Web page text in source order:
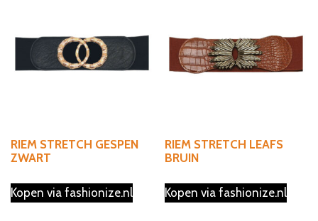
RIEM STRETCH GESPEN
ZWART
Kopen via fashionize.nl
RIEM STRETCH LEAFS
BRUIN
Kopen via fashionize.nl